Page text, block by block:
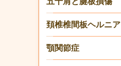
頚椎椎間板ヘルニア
顎関節症